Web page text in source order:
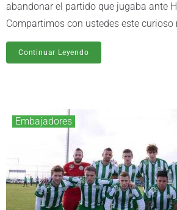
abandonar el partido que jugaba ante
Compartimos con ustedes este
Continuar Leyendo
Embajadores